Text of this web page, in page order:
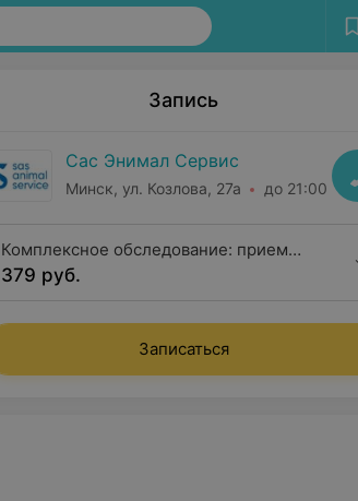
Запись
Сас Энимал Сервис
Минск, ул. Козлова, 27а до 21:00
Комплексное обследование: прием
врача-терапевта + анализ крови (ОАК +
брюшной полости + УЗИ сердца
379 руб.
Записаться